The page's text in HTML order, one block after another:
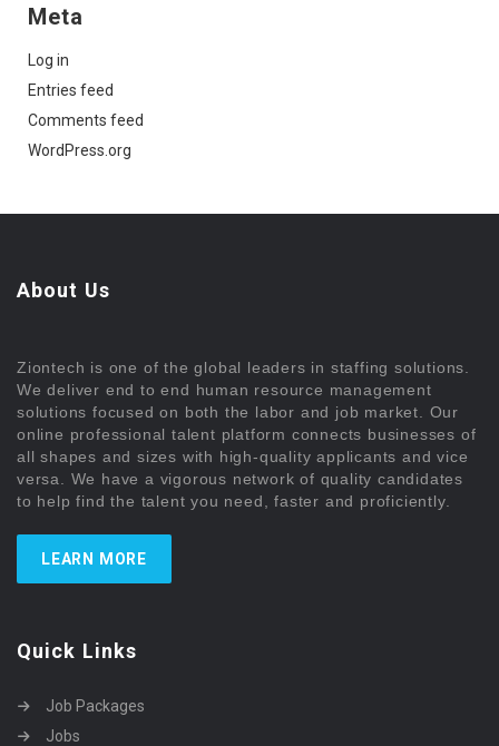
Meta
Log in
Entries feed
Comments feed
WordPress.org
About Us
Ziontech is one of the global leaders in staffing solutions.
We deliver end to end human resource management
solutions focused on both the labor and job market. Our
online professional talent platform connects businesses of
all shapes and sizes with high-quality applicants and vice
versa. We have a vigorous network of quality candidates
to help find the talent you need, faster and proficiently.
LEARN MORE
Quick Links
Job Packages
Jobs